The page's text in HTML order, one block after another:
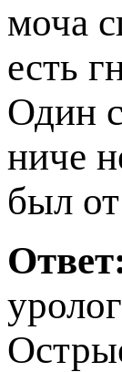
моча
есть
Один
ниче
ыл от